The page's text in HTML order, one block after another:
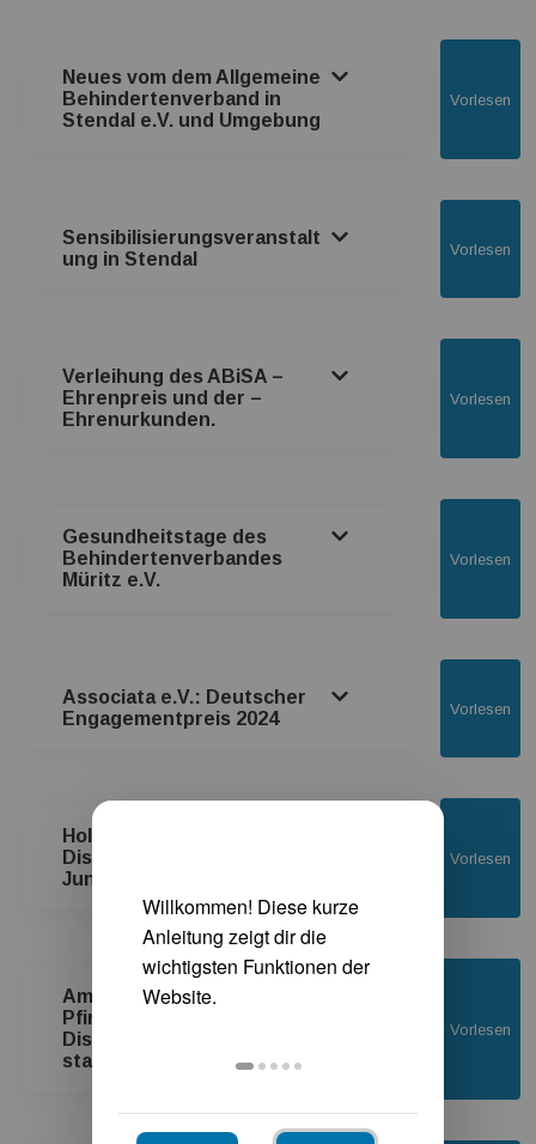
Neues vom dem Allgemeine
Behindertenverband in
Stendal e.V. und Umgebung
Vorlesen
Sensibilisierungsveranstalt
ung in Stendal
Vorlesen
Verleihung des ABiSA –
Ehrenpreis und der –
Ehrenurkunden.
Vorlesen
Gesundheitstage des
Behindertenverbandes
Müritz e.V.
Vorlesen
Associata e.V.: Deutscher
Engagementpreis 2024
Vorlesen
Holunderblütenfest auf dem
Distelhof am Samstag 22.
Juni 2024 ab 14Uhr
Vorlesen
Am 20. Mai 2024 fand zum
Pfingstmontag auf dem
Distelhof ein Familientag
statt
Vorlesen